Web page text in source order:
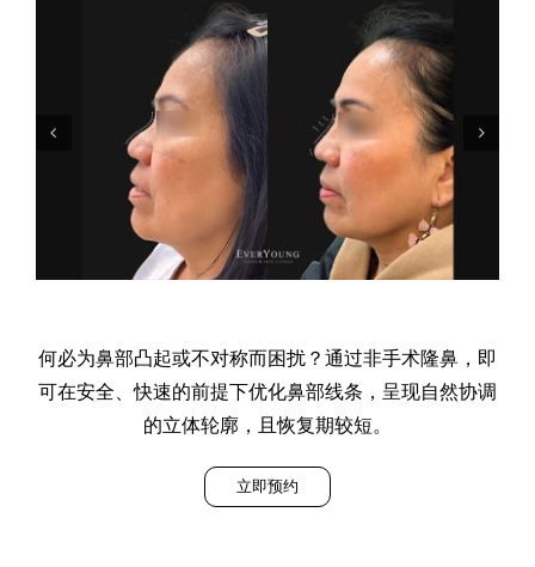
何必为鼻部凸起或不对称而困扰？通过非手术隆鼻，即
可在安全、快速的前提下优化鼻部线条，呈现自然协调
的立体轮廓，且恢复期较短。
立即预约